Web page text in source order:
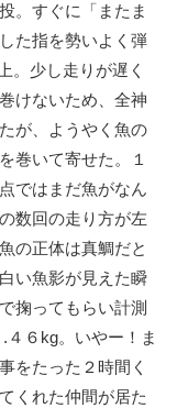
。すぐに「またま
た指を勢いよく弾
。少し走りが遅く
けないため、全神
が、ようやく魚の
巻いて寄せた。１
ではまだ魚がなん
数回の走り方が左
の正体は真鯛だと
い魚影が見えた瞬
掬ってもらい計測
６kg。いやー！ま
をたった２時間く
くれた仲間が居た